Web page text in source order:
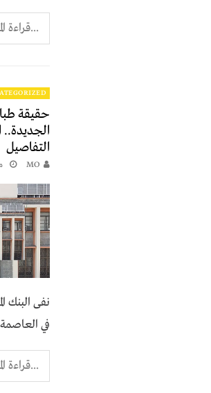
...قراءة
حقيقة
الجديدة..
التفاصيل
MO
نفى البنك
في
...قراءة